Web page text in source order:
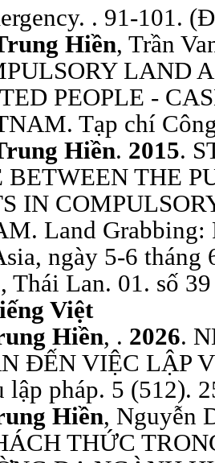
. 91-101.
Hiền, Trần
LAND
PEOPLE -
Tạp chí
Hiền. 2015.
THE
IN
Land Grabbing:
ngày 5-6
Thái Lan. 01. số
Việt
Hiền, . 2026.
ĐẾN VIỆC LẬP
lập pháp. 5 (512).
Hiền, Nguyễn
THỨC